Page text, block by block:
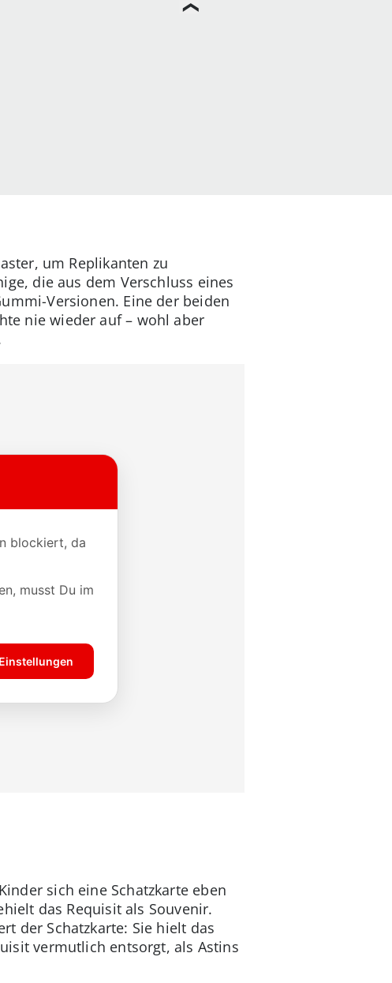
um Replikanten zu
die aus dem Verschluss eines
Versionen. Eine der beiden
nie wieder auf – wohl aber
sich eine Schatzkarte eben
das Requisit als Souvenir.
der Schatzkarte: Sie hielt das
vermutlich entsorgt, als Astins